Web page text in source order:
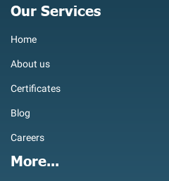
Our Services
Home
About us
Certificates
Blog
Careers
More...